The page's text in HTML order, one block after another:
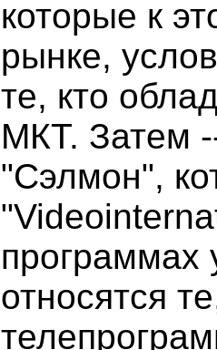
которые к
рынке,
те, кто
МКТ. Затем
"Сэлмон",
программах
относятся